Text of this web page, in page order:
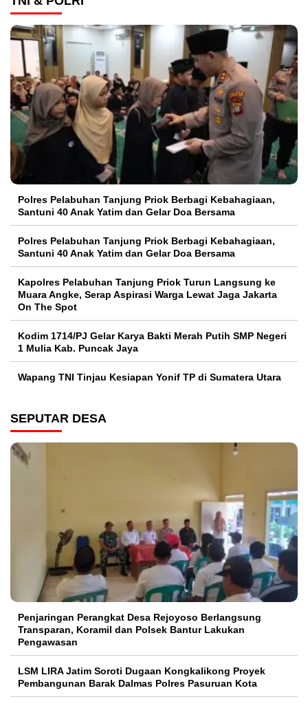
Polres Pelabuhan Tanjung Priok Berbagi Kebahagiaan,
Santuni 40 Anak Yatim dan Gelar Doa Bersama
Polres Pelabuhan Tanjung Priok Berbagi Kebahagiaan,
Santuni 40 Anak Yatim dan Gelar Doa Bersama
Kapolres Pelabuhan Tanjung Priok Turun Langsung ke
Muara Angke, Serap Aspirasi Warga Lewat Jaga Jakarta
On The Spot
Kodim 1714/PJ Gelar Karya Bakti Merah Putih SMP Negeri
1 Mulia Kab. Puncak Jaya
Wapang TNI Tinjau Kesiapan Yonif TP di Sumatera Utara
SEPUTAR DESA
Penjaringan Perangkat Desa Rejoyoso Berlangsung
Transparan, Koramil dan Polsek Bantur Lakukan
Pengawasan
LSM LIRA Jatim Soroti Dugaan Kongkalikong Proyek
Pembangunan Barak Dalmas Polres Pasuruan Kota